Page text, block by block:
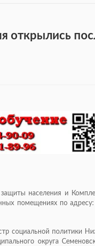
открылись
населения и
помещениях по
социальной политики
округа